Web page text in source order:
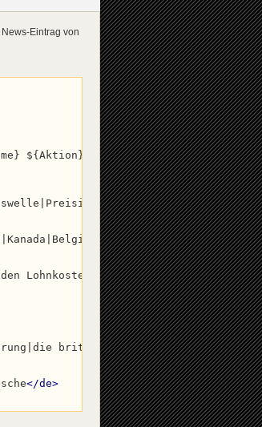
Eintrag von
${Aktion}, um die andauernde
</
</de>
Lohnkosten|hoher Staatsausgaben|der
britische Regierung|die
</de>